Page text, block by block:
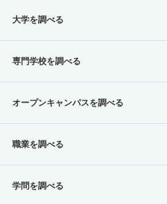
大学を調べる
専門学校を調べる
オープンキャンパスを調べる
職業を調べる
学問を調べる